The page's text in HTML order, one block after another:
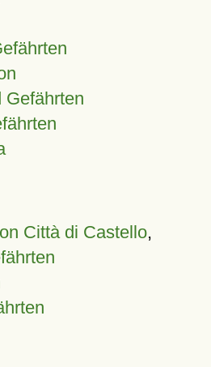
Gefährten
Città di Castello,